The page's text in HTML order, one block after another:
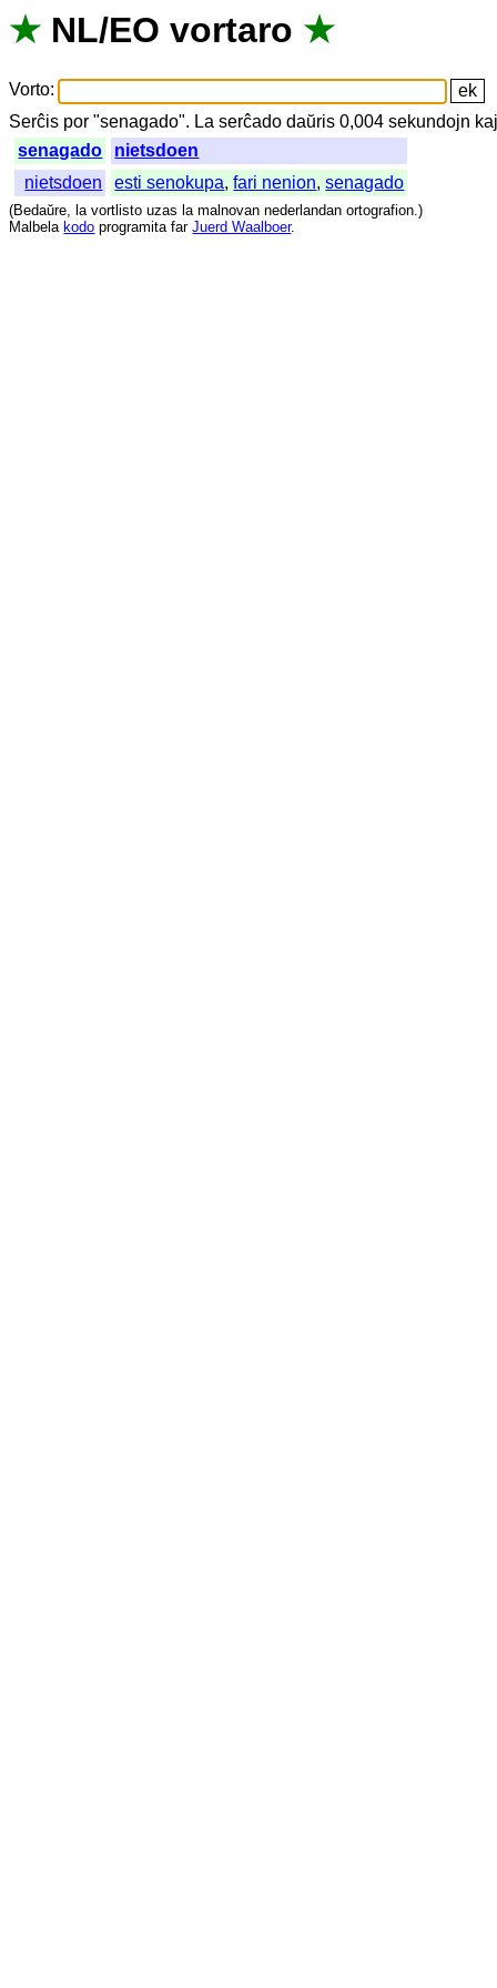
★ NL/EO vortaro ★
Vorto:
Serĉis por "senagado". La serĉado daŭris 0,004sekundojn
senagado
nietsdoen
nietsdoen
esti senokupa,fari nenion,senagado
(Bedaŭre, la vortlisto uzas la malnovan nederlandan ortografion.)
Malbela kodo programita far Juerd Waalboer.